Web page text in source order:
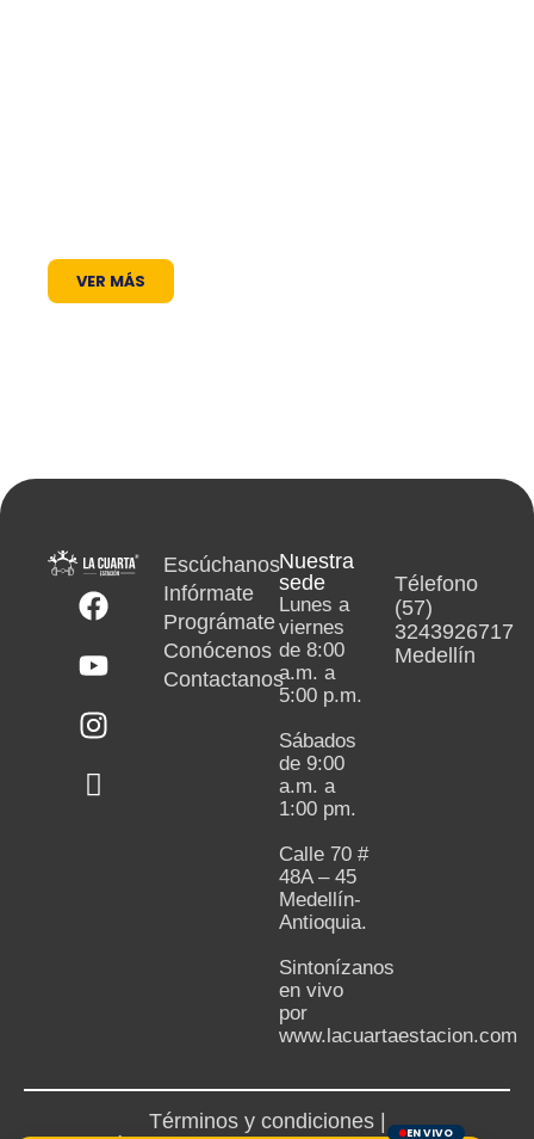
EN VIVO
VER MÁS
Escúchanos
Infórmate
Prográmate
Conócenos
Contactanos
Nuestra
sede
Lunes a
viernes
de 8:00
a.m. a
5:00 p.m.
Sábados
de 9:00
a.m. a
1:00 pm.
Calle 70 #
48A – 45
Medellín-
Antioquia.
Sintonízanos
en vivo
por
www.lacuartaestacion.com
Télefono
(57)
3243926717
Medellín
Términos y condiciones |